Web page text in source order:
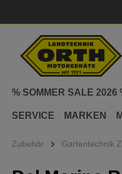
% SOMMER SALE 2026
SERVICE MARKEN
Zubehör Gartentechnik